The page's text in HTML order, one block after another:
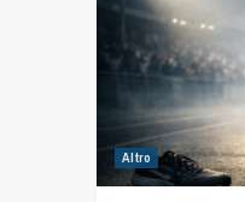
Altro